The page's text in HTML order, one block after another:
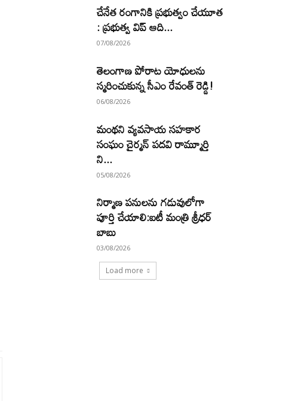
చేనేత రంగానికి ప్రభుత్వం చేయూత
: ప్రభుత్వ విప్ ఆది...
07/08/2026
తెలంగాణ పోరాట యోధులను
స్మరించుకున్న సీఎం రేవంత్ రెడ్డి!
06/08/2026
మంథని వ్యవసాయ సహకార
సంఘం చైర్మన్ పదవి రామ్మూర్తి
ని...
05/08/2026
నిర్మాణ పనులను గడువులోగా
పూర్తి చేయాలి:ఐటీ మంత్రి శ్రీధర్
బాబు
03/08/2026
Load more